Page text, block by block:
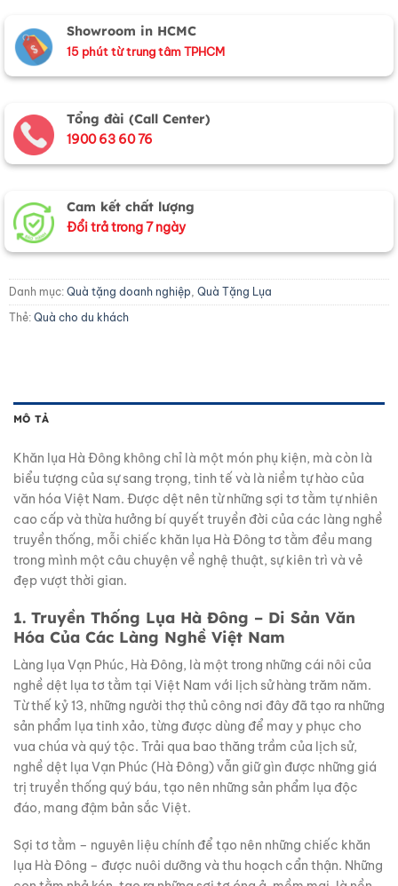
Showroom in HCMC
15 phút từ trung tâm TPHCM
Tổng đài (Call Center)
1900 63 60 76
Cam kết chất lượng
Đổi trả trong 7 ngày
Danh mục: Quà tặng doanh nghiệp Quà Tặng Lụa
Thẻ: Quà cho du khách
MÔ TẢ
Khăn lụa Hà Đông không chỉ là một món phụ kiện, mà còn là
biểu tượng của sự sang trọng, tinh tế và là niềm tự hào của
văn hóa Việt Nam. Được dệt nên từ những sợi tơ tằm tự nhiên
cao cấp và thừa hưởng bí quyết truyền đời của các làng nghề
truyền thống, mỗi chiếc khăn lụa Hà Đông tơ tằm đều mang
trong mình một câu chuyện về nghệ thuật, sự kiên trì và vẻ
đẹp vượt thời gian.
1. Truyền Thống Lụa Hà Đông – Di Sản Văn
Hóa Của Các Làng Nghề Việt Nam
Làng lụa Vạn Phúc, Hà Đông, là một trong những cái nôi của
nghề dệt lụa tơ tằm tại Việt Nam với lịch sử hàng trăm năm.
Từ thế kỷ 13, những người thợ thủ công nơi đây đã tạo ra những
sản phẩm lụa tinh xảo, từng được dùng để may y phục cho
vua chúa và quý tộc. Trải qua bao thăng trầm của lịch sử,
nghề dệt lụa Vạn Phúc (Hà Đông) vẫn giữ gìn được những giá
trị truyền thống quý báu, tạo nên những sản phẩm lụa độc
đáo, mang đậm bản sắc Việt.
Sợi tơ tằm – nguyên liệu chính để tạo nên những chiếc khăn
lụa Hà Đông – được nuôi dưỡng và thu hoạch cẩn thận. Những